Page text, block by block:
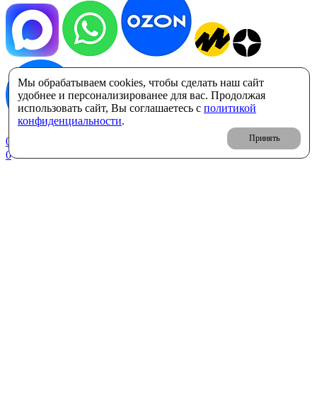
Мы обрабатываем cookies, чтобы сделать наш сайт
удобнее и персонализированее для вас. Продолжая
использовать сайт, Вы соглашаетесь с политикой
конфиденциальности.
Принять
0
0